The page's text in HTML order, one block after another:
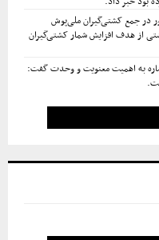
در جمع کشتی‌گیران ملی‌پوش
از هدف افزایش شمار کشتی‌گیران
اشاره به اهمیت معنویت و وحدت گفت: